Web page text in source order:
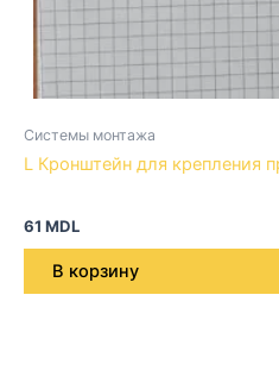
Системы монтажа
L Кронштейн для крепления
61 MDL
В корзину